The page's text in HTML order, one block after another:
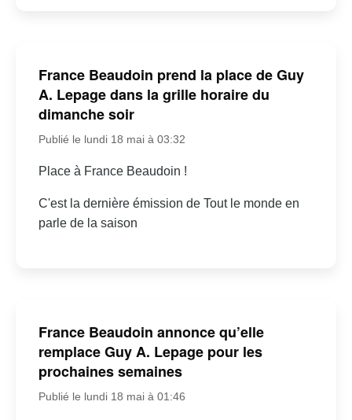
France Beaudoin prend la place de Guy
A. Lepage dans la grille horaire du
dimanche soir
Publié le lundi 18 mai à 03:32
Place à France Beaudoin !
C'est la dernière émission de Tout le monde en
parle de la saison
France Beaudoin annonce qu’elle
remplace Guy A. Lepage pour les
prochaines semaines
Publié le lundi 18 mai à 01:46